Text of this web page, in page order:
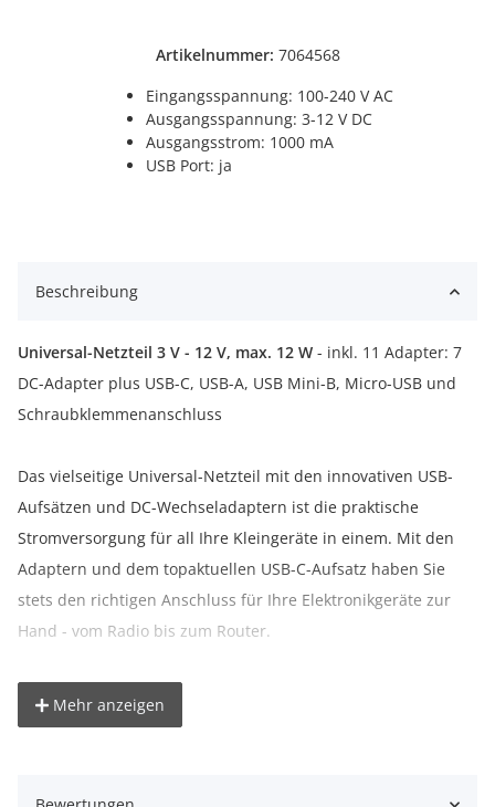
Artikelnummer: 7064568
Eingangsspannung: 100-240 V AC
Ausgangsspannung: 3-12 V DC
Ausgangsstrom: 1000 mA
USB Port: ja
Beschreibung
Universal-Netzteil 3 V - 12 V, max. 12 W - inkl. 11 Adapter: 7
DC-Adapter plus USB-C, USB-A, USB Mini-B, Micro-USB und
Schraubklemmenanschluss
Das vielseitige Universal-Netzteil mit den innovativen USB-
Aufsätzen und DC-Wechseladaptern ist die praktische
Stromversorgung für all Ihre Kleingeräte in einem. Mit den
Adaptern und dem topaktuellen USB-C-Aufsatz haben Sie
stets den richtigen Anschluss für Ihre Elektronikgeräte zur
Hand - vom Radio bis zum Router.
für Elektrogeräte wie TV Box, Router, LED-Streifen,
Mehr anzeigen